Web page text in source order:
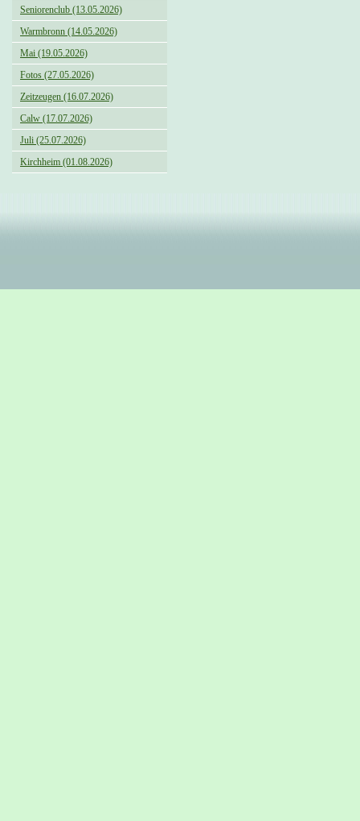
Seniorenclub (13.05.2026)
Warmbronn (14.05.2026)
Mai (19.05.2026)
Fotos (27.05.2026)
Zeitzeugen (16.07.2026)
Calw (17.07.2026)
Juli (25.07.2026)
Kirchheim (01.08.2026)